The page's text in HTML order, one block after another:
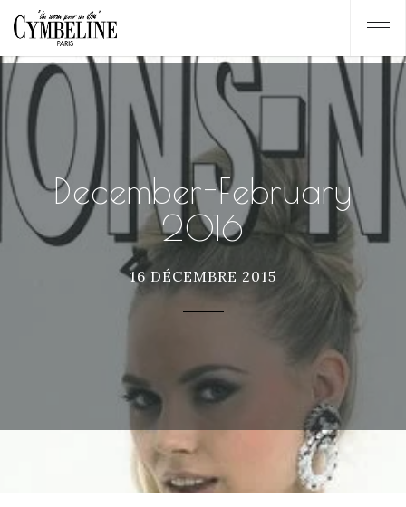
December-February
2016
16 DÉCEMBRE 2015